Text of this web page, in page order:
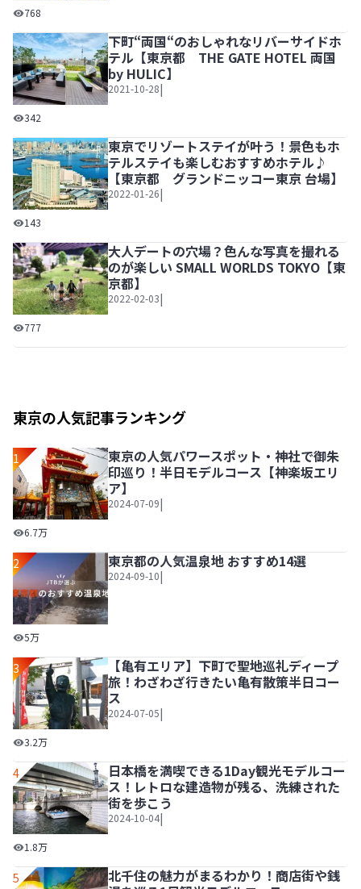
「エグゼクティブハウス 禅」の支配人に教えてもらう５
768
下町“両国“のおしゃれなリバーサイドホテル【東京都
342
下町“両国“のおしゃれなリバーサイドホ
テル【東京都 THE GATE HOTEL 両国
by HULIC】
2021-10-28|
東京でリゾートステイが叶う！景色もホテルステイも楽
143
東京でリゾートステイが叶う！景色もホ
テルステイも楽しむおすすめホテル♪
【東京都 グランドニッコー東京 台場】
2022-01-26|
大人デートの穴場？色んな写真を撮れるのが楽しい SMALL
777
大人デートの穴場？色んな写真を撮れる
のが楽しい SMALL WORLDS TOKYO【東
京都】
2022-02-03|
東京の人気記事ランキング
1
東京の人気パワースポット・神社で御朱印巡り！半日モデ
6.7万
東京の人気パワースポット・神社で御朱
印巡り！半日モデルコース【神楽坂エリ
ア】
2024-07-09|
2
東京都の人気温泉地 おすすめ14選
5万
東京都の人気温泉地 おすすめ14選
2024-09-10|
3
【亀有エリア】下町で聖地巡礼ディープ旅！わざわざ行き
3.2万
【亀有エリア】下町で聖地巡礼ディープ
旅！わざわざ行きたい亀有散策半日コー
ス
2024-07-05|
4
日本橋を満喫できる1Day観光モデルコース！レトロな建造
1.8万
日本橋を満喫できる1Day観光モデルコー
ス！レトロな建造物が残る、洗練された
街を歩こう
2024-10-04|
5
北千住の魅力がまるわかり！商店街や銭